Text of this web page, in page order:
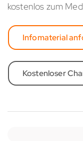
kostenlos zum
Infomaterial
Kostenloser